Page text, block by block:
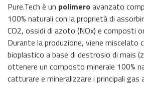
Pure.Tech è un polimero avanzato
100% naturali con la proprietà di
CO2, ossidi di azoto (NOx) e composti
Durante la produzione, viene miscelato
bioplastico a base di destrosio di mais
ottenere un composto minerale 100%
catturare e mineralizzare i principali